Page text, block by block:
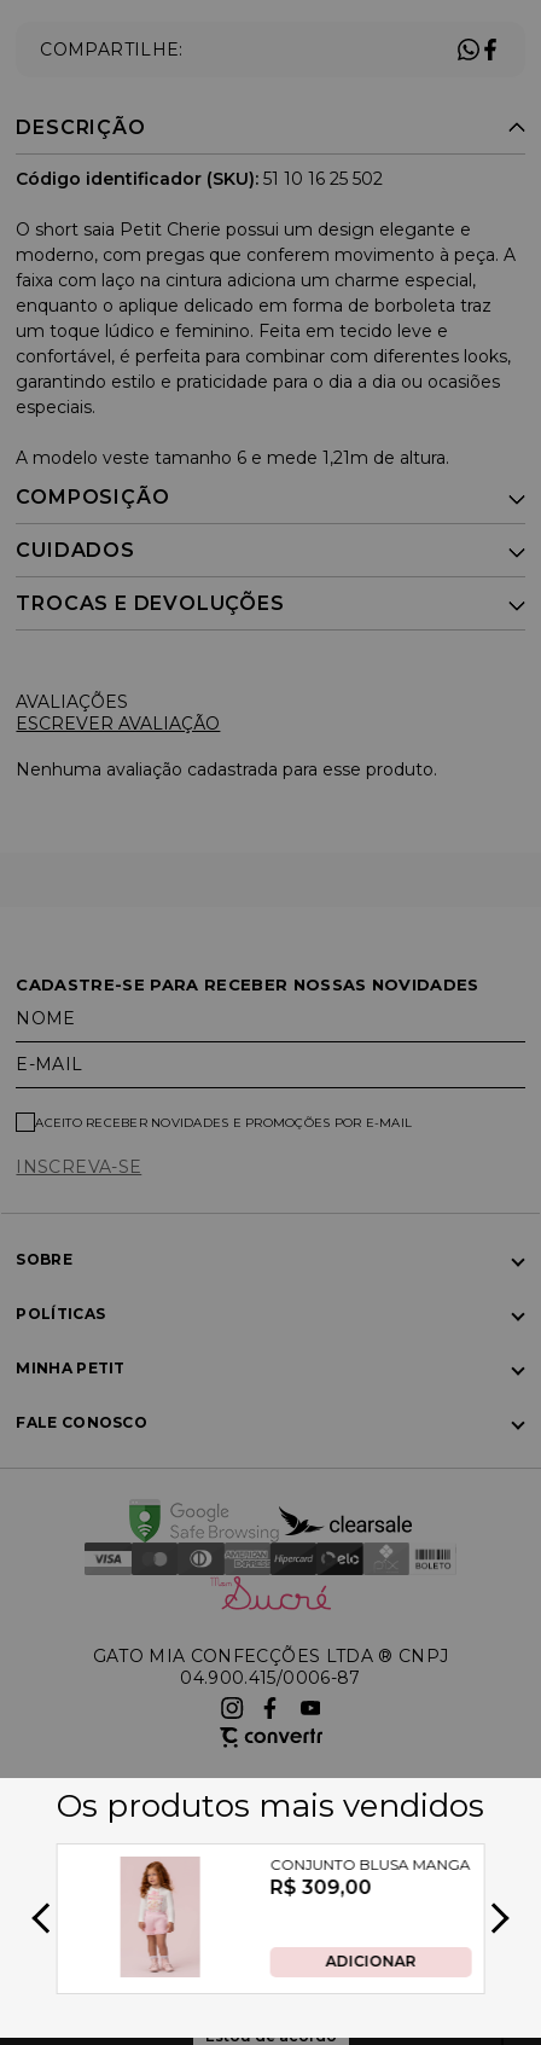
COMPARTILHE:
DESCRIÇÃO
Código identificador (SKU): 51 10 16 25 502
O short saia Petit Cherie possui um design elegante e
moderno, com pregas que conferem movimento à peça. A
faixa com laço na cintura adiciona um charme especial,
enquanto o aplique delicado em forma de borboleta traz
um toque lúdico e feminino. Feita em tecido leve e
confortável, é perfeita para combinar com diferentes looks,
garantindo estilo e praticidade para o dia a dia ou ocasiões
especiais.
A modelo veste tamanho 6 e mede 1,21m de altura.
COMPOSIÇÃO
CUIDADOS
TROCAS E DEVOLUÇÕES
ESCREVER AVALIAÇÃO
Nenhuma avaliação cadastrada para esse produto.
CADASTRE-SE PARA RECEBER NOSSAS NOVIDADES
NOME
E-MAIL
INSCREVA-SE
ACEITO RECEBER NOVIDADES E PROMOÇÕES POR E-MAIL
SOBRE
POLÍTICAS
MINHA PETIT
FALE CONOSCO
GATO MIA CONFECÇÕES LTDA ®️ CNPJ
04.900.415/0006-87
A Petit Cherie utiliza tecnologias de acordo com nossa política de
Estou de acordo